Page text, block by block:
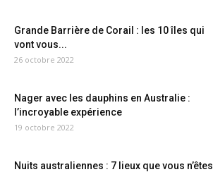
Grande Barrière de Corail : les 10 îles qui
vont vous...
26 octobre 2022
Nager avec les dauphins en Australie :
l’incroyable expérience
19 octobre 2022
Nuits australiennes : 7 lieux que vous n’êtes